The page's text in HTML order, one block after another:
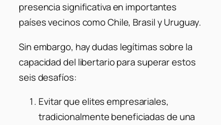
presencia significativa en importantes
países vecinos como Chile, Brasil y Uruguay.
Sin embargo, hay dudas legítimas sobre la
capacidad del libertario para superar estos
seis desafíos:
Evitar que elites empresariales,
tradicionalmente beneficiadas de una